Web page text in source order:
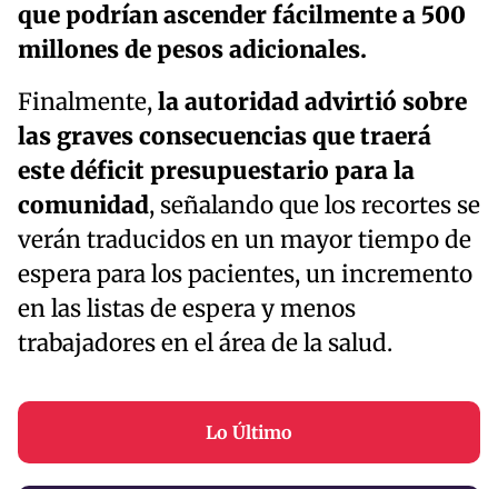
que podrían ascender fácilmente a 500
millones de pesos adicionales.
Finalmente,la autoridad advirtió sobre
las graves consecuencias que traerá
este déficit presupuestario para la
comunidad, señalando que los recortes se
verán traducidos en un mayor tiempo de
espera para los pacientes, un incremento
en las listas de espera y menos
trabajadores en el área de la salud.
Lo Último